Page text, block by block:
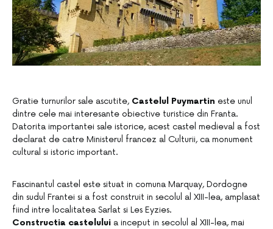
Gratie turnurilor sale ascutite, Castelul Puymartin este unul
dintre cele mai interesante obiective turistice din Franta.
Datorita importantei sale istorice, acest castel medieval a fost
declarat de catre Ministerul francez al Culturii, ca monument
cultural si istoric important.
Fascinantul castel este situat in comuna Marquay, Dordogne
din sudul Frantei si a fost construit in secolul al XIII-lea, amplasat
fiind intre localitatea Sarlat si Les Eyzies.
Constructia castelului a inceput in secolul al XIII-lea, mai